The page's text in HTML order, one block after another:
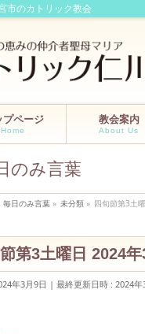
市のカトリック教会
プページ
Home
教会案内
About Us
のみ言葉
毎日のみ言葉 » 未分類 » 四旬節第3土
節第3土曜日 2024
年3月9日 最終更新日時 : 2024年